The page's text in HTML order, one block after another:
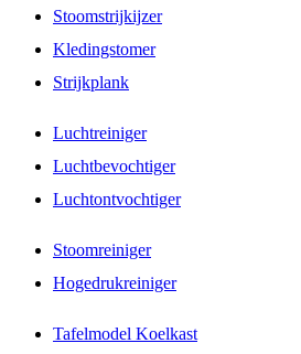
Stoomstrijkijzer
Kledingstomer
Strijkplank
Luchtreiniger
Luchtbevochtiger
Luchtontvochtiger
Stoomreiniger
Hogedrukreiniger
Tafelmodel Koelkast